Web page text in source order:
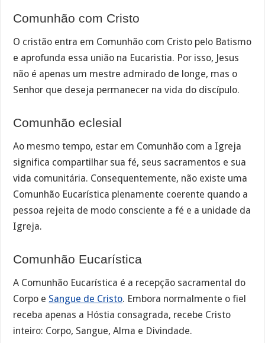
Comunhão com Cristo
O cristão entra em Comunhão com Cristo pelo Batismo
e aprofunda essa união na Eucaristia. Por isso, Jesus
não é apenas um mestre admirado de longe, mas o
Senhor que deseja permanecer na vida do discípulo.
Comunhão eclesial
Ao mesmo tempo, estar em Comunhão com a Igreja
significa compartilhar sua fé, seus sacramentos e sua
vida comunitária. Consequentemente, não existe uma
Comunhão Eucarística plenamente coerente quando a
pessoa rejeita de modo consciente a fé e a unidade da
Igreja.
Comunhão Eucarística
A Comunhão Eucarística é a recepção sacramental do
Corpo e Sangue de Cristo. Embora normalmente o fiel
receba apenas a Hóstia consagrada, recebe Cristo
inteiro: Corpo, Sangue, Alma e Divindade.